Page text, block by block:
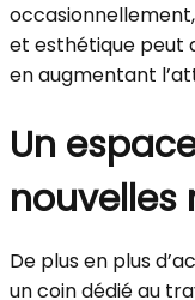
et esthétique peut
en augmentant
Un
nouvelles
De plus en plus
un coin dédié au